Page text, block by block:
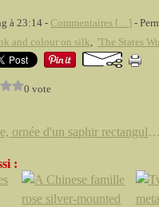
à 23:14 - Commentaires [… ] -
and colour on silk, 'The States
0 vote
Bague en platine, ornée d'un saphir rectangulaire à pans en serti griffe, épaulé de diamants taille baguette.
: